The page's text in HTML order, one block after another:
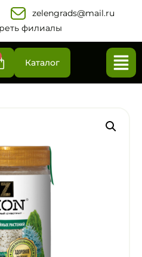
zelengrads@mail.ru
филиалы
Каталог